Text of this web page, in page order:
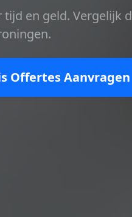
tijd en geld. Vergelijk
Offertes Aanvragen